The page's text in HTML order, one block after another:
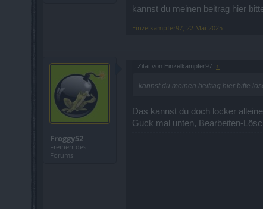
kannst du meinen beitrag hier
Einzelkämpfer97 22 Mai 2025
Froggy52
Freiherr des
Forums
Zitat von Einzelkämpfer97: ↑
kannst du meinen beitrag hier bitte
Das kannst du doch locker
Guck mal unten, Bearbeiten-